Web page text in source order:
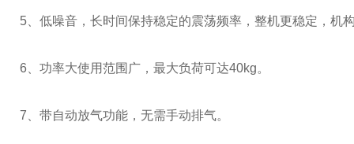
5、低噪音，长时间保持稳定的震荡频率，整机更稳定，机
6、功率大使用范围广，最大负荷可达40kg。
7、带自动放气功能，无需手动排气。